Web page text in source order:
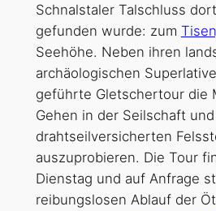
Schnalstaler Talschluss
gefunden wurde: zum
Seehöhe. Neben ihren
archäologischen
geführte Gletschertour die
Gehen in der Seilschaft
drahtseilversicherten
auszuprobieren. Die Tour
Dienstag und auf Anfrage
reibungslosen Ablauf der